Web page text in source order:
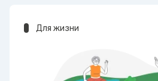
Для жизни